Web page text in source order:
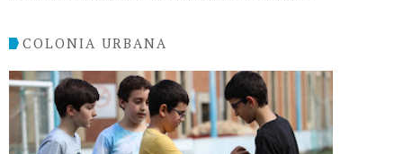
COLONIA URBANA